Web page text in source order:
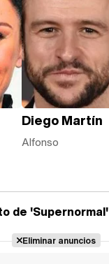
Diego Martín
Alfonso
de 'Supernormal'
Eliminar anuncios